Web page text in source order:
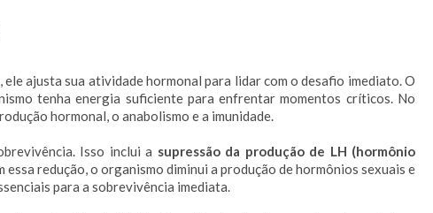
ajusta sua atividade hormonal para lidar com o desafio imediato. O
tenha energia suficiente para enfrentar momentos críticos. No
hormonal, o anabolismo e a imunidade.
Isso inclui a supressão da produção de LH (hormônio
redução, o organismo diminui a produção de hormônios sexuais e
para a sobrevivência imediata.